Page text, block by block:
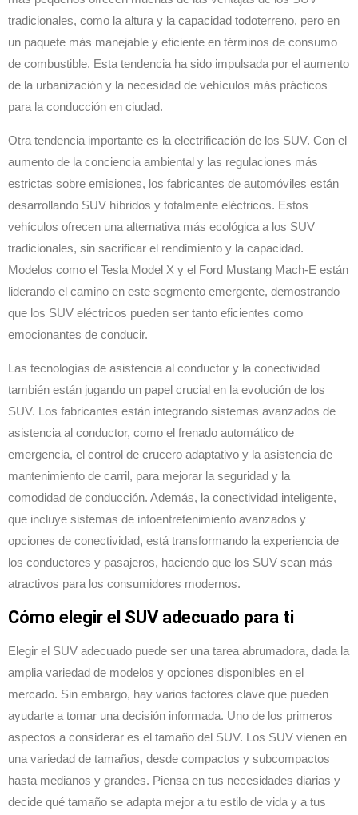
tradicionales, como la altura y la capacidad todoterreno, pero en
un paquete más manejable y eficiente en términos de consumo
de combustible. Esta tendencia ha sido impulsada por el aumento
de la urbanización y la necesidad de vehículos más prácticos
para la conducción en ciudad.
Otra tendencia importante es la electrificación de los SUV. Con el
aumento de la conciencia ambiental y las regulaciones más
estrictas sobre emisiones, los fabricantes de automóviles están
desarrollando SUV híbridos y totalmente eléctricos. Estos
vehículos ofrecen una alternativa más ecológica a los SUV
tradicionales, sin sacrificar el rendimiento y la capacidad.
Modelos como el Tesla Model X y el Ford Mustang Mach-E están
liderando el camino en este segmento emergente, demostrando
que los SUV eléctricos pueden ser tanto eficientes como
emocionantes de conducir.
Las tecnologías de asistencia al conductor y la conectividad
también están jugando un papel crucial en la evolución de los
SUV. Los fabricantes están integrando sistemas avanzados de
asistencia al conductor, como el frenado automático de
emergencia, el control de crucero adaptativo y la asistencia de
mantenimiento de carril, para mejorar la seguridad y la
comodidad de conducción. Además, la conectividad inteligente,
que incluye sistemas de infoentretenimiento avanzados y
opciones de conectividad, está transformando la experiencia de
los conductores y pasajeros, haciendo que los SUV sean más
atractivos para los consumidores modernos.
Cómo elegir el SUV adecuado para ti
Elegir el SUV adecuado puede ser una tarea abrumadora, dada la
amplia variedad de modelos y opciones disponibles en el
mercado. Sin embargo, hay varios factores clave que pueden
ayudarte a tomar una decisión informada. Uno de los primeros
aspectos a considerar es el tamaño del SUV. Los SUV vienen en
una variedad de tamaños, desde compactos y subcompactos
hasta medianos y grandes. Piensa en tus necesidades diarias y
decide qué tamaño se adapta mejor a tu estilo de vida y a tus